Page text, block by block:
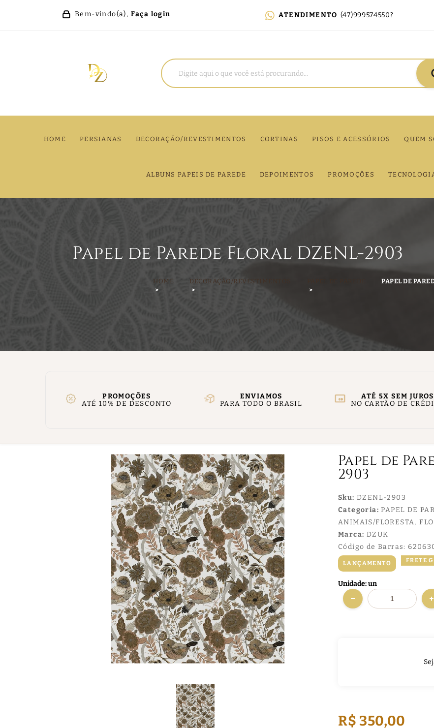
Bem-vindo(a), Faça login ATENDIMENTO (47)999574550?
HOME PERSIANAS DECORAÇÃO/REVESTIMENTOS CORTINAS PISOS E ACESSÓRIOS QUEM
ALBUNS PAPEIS DE PAREDE DEPOIMENTOS PROMOÇÕES
HOME DECORAÇÃO/REVESTIMENTOS PAPEL DE
Papel de Parede Floral DZENL-2903
PROMOÇÕES
ATÉ 10% DE DESCONTO
ENVIAMOS
PARA TODO O BRASIL
ATÉ 5X SEM JUROS
NO CARTÃO DE
Papel de
2903
Sku: DZENL-2903
Categoria: PAPEL DE
ANIMAIS/FLORESTA
Marca: DZUK
Código de Barras:
LANÇAMENTO FRETE
Unidade: un
R$ 350,00